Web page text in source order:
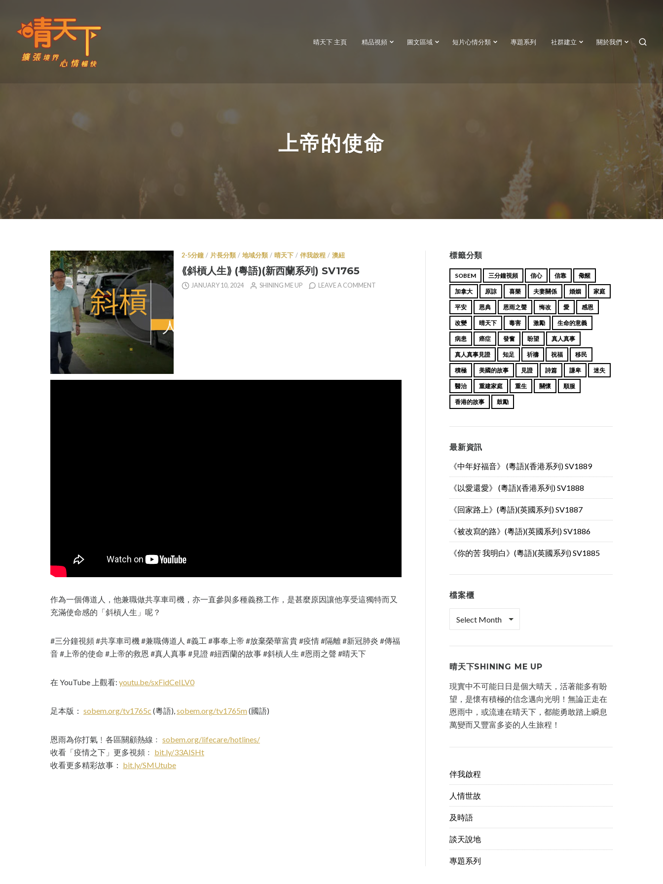
content
晴天下 主頁 精品視頻 圖文區域 短片心情分類 專題系列 社群建立 關於我們
上帝的使命
2-5分鐘 / 片長分類 / 地域分類 / 晴天下 / 伴我啟程 / 澳紐
⟪斜槓人生⟫ (粵語)(新西蘭系列) SV1765
JANUARY 10, 2024 SHINING ME UP LEAVE A COMMENT
作為一個傳道人，他兼職做共享車司機，亦一直參與多種義務工作，是甚麼原因讓他享受這獨特而又
充滿使命感的「斜槓人生」呢？
#三分鐘視頻 #共享車司機 #兼職傳道人 #義工 #事奉上帝 #放棄榮華富貴 #疫情 #隔離 #新冠肺炎 #傳福
音 #上帝的使命 #上帝的救恩 #真人真事 #見證 #紐西蘭的故事 #斜槓人生 #恩雨之聲 #晴天下
在 YouTube 上觀看: youtu.be/sxFidCeILV0
足本版： sobem.org/tv1765c (粵語),sobem.org/tv1765m(國語)
恩雨為你打氣﹗各區關顧熱線﹕ sobem.org/lifecare/hotlines/
收看「疫情之下」更多視頻﹕ bit.ly/33AISHt
收看更多精彩故事： bit.ly/SMUtube
標籤分類
SOBEM 三分鐘視頻 信心 信靠 儆醒
加拿大 原諒 喜樂 夫妻關係 婚姻 家庭
平安 恩典 恩雨之聲 悔改 愛 感恩
改變 晴天下 毒害 激勵 生命的意義
病患 癌症 發奮 盼望 真人真事
真人真事見證 知足 祈禱 祝福 移民
積極 美國的故事 見證 詩篇 謙卑 迷失
醫治 重建家庭 重生 關懷 順服
香港的故事 鼓勵
最新資訊
《中年好福音》 (粵語)(香港系列) SV1889
《以愛還愛》 (粵語)(香港系列) SV1888
《回家路上》(粵語)(英國系列) SV1887
《被改寫的路》(粵語)(英國系列) SV1886
《你的苦 我明白》(粵語)(英國系列) SV1885
檔案櫃
晴天下SHINING ME UP
現實中不可能日日是個大晴天，活著能多有盼
望，是懷有積極的信念邁向光明！無論正走在
恩雨中，或流連在晴天下，都能勇敢踏上瞬息
萬變而又豐富多姿的人生旅程！
伴我啟程
人情世故
及時語
談天說地
專題系列